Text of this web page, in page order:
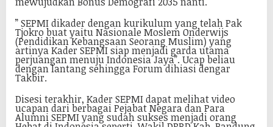
” SEPMI dikader dengan kurikulum yang telah Pak
Tjokro buat yaitu Nasionale Moslem Onderwijs
(Pendidikan Kebangsaan Seorang Muslim) yang
artinya Kader SEPMI siap menjadi garda utama
perjuangan menuju Indonesia Jaya”. Ucap beliau
dengan lantang sehingga Forum dihiasi dengar
Takbir.
Disesi terakhir, Kader SEPMI dapat melihat video
ucapan dari berbagai Pejabat Negara dan Para
Alumni SEPMI yang sudah sukses menjadi orang